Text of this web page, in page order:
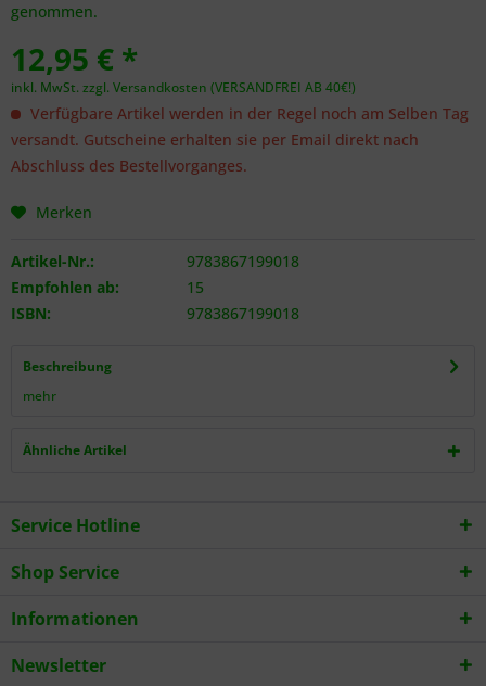
genommen.
12,95 € *
inkl. MwSt. zzgl. Versandkosten (VERSANDFREI AB 40€!)
Verfügbare Artikel werden in der Regel noch am Selben Tag
versandt. Gutscheine erhalten sie per Email direkt nach
Abschluss des Bestellvorganges.
Merken
Artikel-Nr.:
9783867199018
Empfohlen ab:
15
ISBN:
9783867199018
Beschreibung
mehr
Ähnliche Artikel
Service Hotline
Shop Service
Informationen
Newsletter